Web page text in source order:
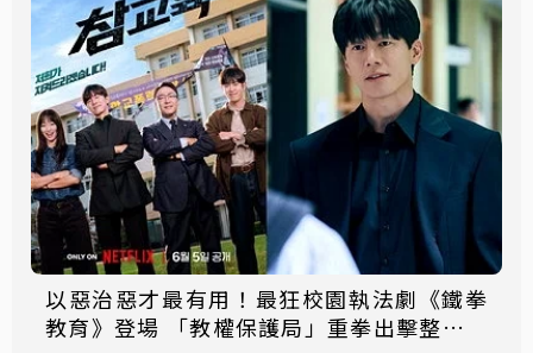
以惡治惡才最有用！最狂校園執法劇《鐵拳
教育》登場 「教權保護局」重拳出擊整頓失